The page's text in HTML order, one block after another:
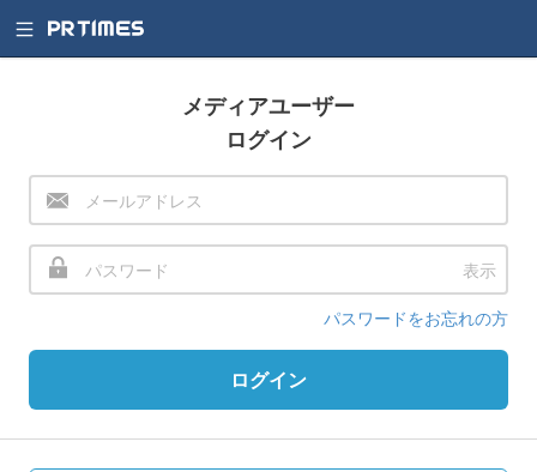
メディアユーザー
ログイン
表示
パスワードをお忘れの方
ログイン